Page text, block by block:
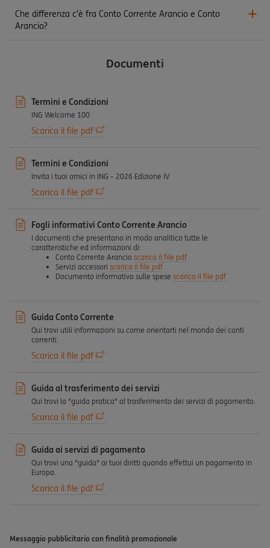
Che differenza c’è fra Conto Corrente Arancio e Conto
Arancio?
Documenti
Termini e Condizioni
ING Welcome 100
Scarica il file pdf
Termini e Condizioni
Invita i tuoi amici in ING – 2026 Edizione IV
Scarica il file pdf
Fogli informativi Conto Corrente Arancio
I documenti che presentano in modo analitico tutte le
caratteristiche ed informazioni di:
Conto Corrente Arancio scarica il file pdf
Servizi accessori scarica il file pdf
Documento informativo sulle spese scarica il file pdf
Guida Conto Corrente
Qui trovi utili informazioni su come orientarti nel mondo dei conti
correnti.
Scarica il file pdf
Guida al trasferimento dei servizi
Qui trovi la "guida pratica" al trasferimento dei servizi di pagamento.
Scarica il file pdf
Guida ai servizi di pagamento
Qui trovi una "guida" ai tuoi diritti quando effettui un pagamento in
Europa.
Scarica il file pdf
Messaggio pubblicitario con finalità promozionale